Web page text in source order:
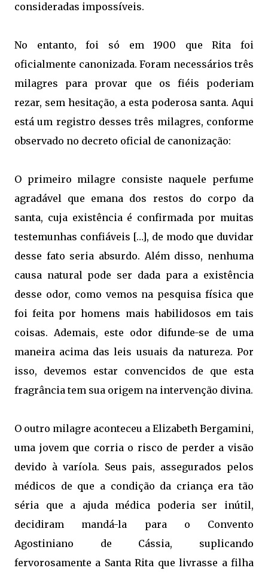
consideradas impossíveis.
No entanto, foi só em 1900 que Rita foi
oficialmente canonizada. Foram necessários três
milagres para provar que os fiéis poderiam
rezar, sem hesitação, a esta poderosa santa. Aqui
está um registro desses três milagres, conforme
observado no decreto oficial de canonização:
O primeiro milagre consiste naquele perfume
agradável que emana dos restos do corpo da
santa, cuja existência é confirmada por muitas
testemunhas confiáveis […], de modo que duvidar
desse fato seria absurdo. Além disso, nenhuma
causa natural pode ser dada para a existência
desse odor, como vemos na pesquisa física que
foi feita por homens mais habilidosos em tais
coisas. Ademais, este odor difunde-se de uma
maneira acima das leis usuais da natureza. Por
isso, devemos estar convencidos de que esta
fragrância tem sua origem na intervenção divina.
O outro milagre aconteceu a Elizabeth Bergamini,
uma jovem que corria o risco de perder a visão
devido à varíola. Seus pais, assegurados pelos
médicos de que a condição da criança era tão
séria que a ajuda médica poderia ser inútil,
decidiram mandá-la para o Convento
Agostiniano de Cássia, suplicando
fervorosamente a Santa Rita que livrasse a filha